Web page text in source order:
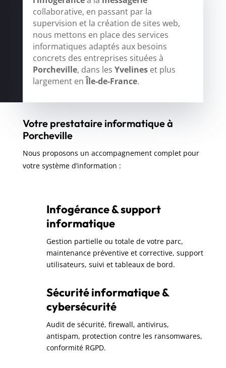
collaborative, en passant par la
supervision et la création de sites web,
nous mettons en place des services
informatiques adaptés aux besoins
concrets des entreprises situées à
Porcheville, dans les Yvelineset plus
largement enÎle-de-France.
Votre prestataire informatique à
Porcheville
Nous proposons un accompagnement complet pour
votre système d’information :
Infogérance & support
informatique
Gestion partielle ou totale de votre parc,
maintenance préventive et corrective, support
utilisateurs, suivi et tableaux de bord.
Sécurité informatique &
cybersécurité
Audit de sécurité, firewall, antivirus,
antispam, protection contre les ransomwares,
conformité RGPD.